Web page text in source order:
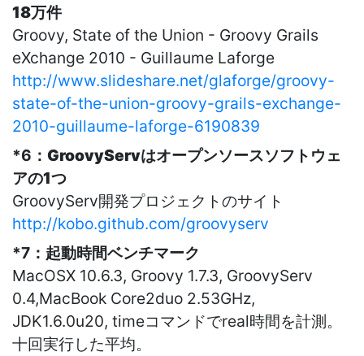
18万件
Groovy, State of the Union - Groovy Grails
eXchange 2010 - Guillaume Laforge
http://www.slideshare.net/glaforge/groovy-
state-of-the-union-groovy-grails-exchange-
2010-guillaume-laforge-6190839
*6： GroovyServはオープンソースソフトウェ
アの1つ
GroovyServ開発プロジェクトのサイト
http://kobo.github.com/groovyserv
*7： 起動時間ベンチマーク
MacOSX 10.6.3, Groovy 1.7.3, GroovyServ
0.4,MacBook Core2duo 2.53GHz,
JDK1.6.0u20, timeコマンドでreal時間を計測。
十回実行した平均。